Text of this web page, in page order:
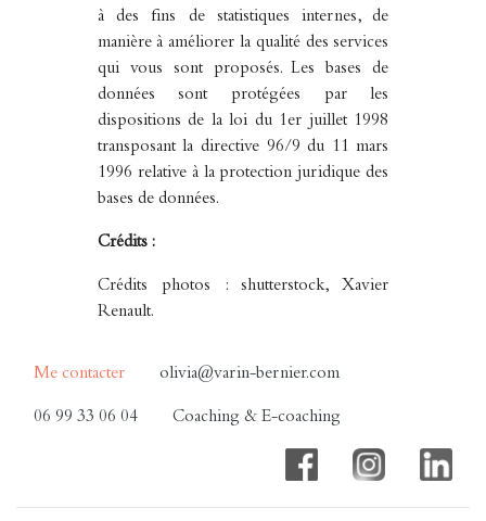
à des fins de statistiques internes, de
manière à améliorer la qualité des services
qui vous sont proposés. Les bases de
données sont protégées par les
dispositions de la loi du 1er juillet 1998
transposant la directive 96/9 du 11 mars
1996 relative à la protection juridique des
bases de données.
Crédits :
Crédits photos : shutterstock, Xavier
Renault.
0682794750.
Me contacter olivia@varin-bernier.com
06 99 33 06 04 Coaching & E-coaching